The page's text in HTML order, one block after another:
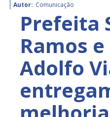
Autor: Comunicação
Prefeita
Ramos
Adolfo